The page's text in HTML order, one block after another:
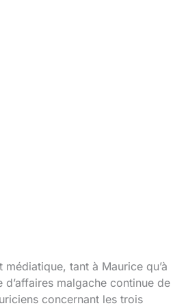
tant à Maurice qu’à
d’affaires malgache continue de
concernant les trois